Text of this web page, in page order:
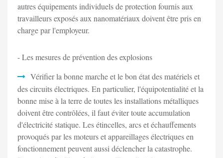
autres équipements individuels de protection fournis aux
travailleurs exposés aux nanomatériaux doivent être pris en
charge par l'employeur.
- Les mesures de prévention des explosions
Vérifier la bonne marche et le bon état des matériels et
des circuits électriques. En particulier, l'équipotentialité et la
bonne mise à la terre de toutes les installations métalliques
doivent être contrôlées, il faut éviter toute accumulation
d'électricité statique. Les étincelles, arcs et échauffements
provoqués par les moteurs et appareillages électriques en
fonctionnement peuvent aussi déclencher la catastrophe.